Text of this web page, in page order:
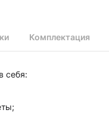
Комплектация
себя: